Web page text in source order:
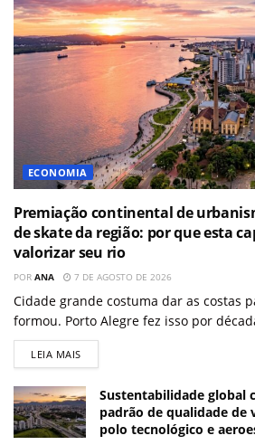
ECONOMIA
Premiação continental de
de skate da região: por que esta
valorizar seu rio
POR ANA 7 DE AGOSTO DE 2026
Cidade grande costuma dar as costas
formou. Porto Alegre fez isso por
LEIA MAIS
Sustentabilidade global
padrão de qualidade de
polo tecnológico e